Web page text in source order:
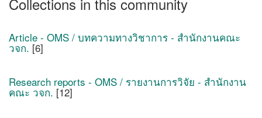
Article - OMS / บทความทางวิชาการ - สำนักงานคณะ
วจก. [6]
Research reports - OMS / รายงานการวิจัย - สำนักงาน
คณะ วจก. [12]